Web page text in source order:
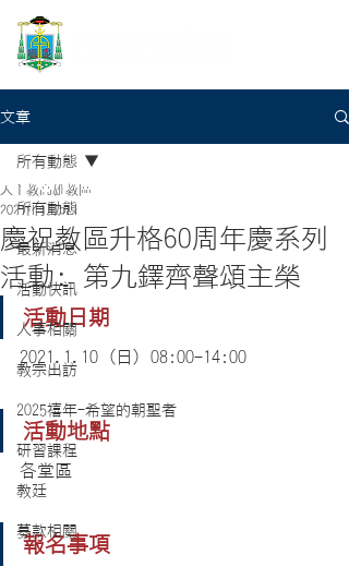
文章
所有動態
最新消息
活動快訊
人事相關
教宗出訪
2025禧年-希望的朝聖者
研習課程
教廷
募款相關
所有動態
慶祝教區升格60周年慶系列
活動: 第九鐸齊聲頌主榮
天主教高雄教區
2021年1月5日
活動日期
2021.1.10 (日) 08:00-14:00
活動地點
各堂區
報名事項